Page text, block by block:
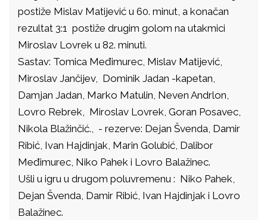
postiže Mislav Matijević u 60. minut, a konačan
rezultat 3:1 postiže drugim golom na utakmici
Miroslav Lovrek u 82. minuti.
Sastav: Tomica Međimurec, Mislav Matijević,
Miroslav Jančijev, Dominik Jadan -kapetan,
Damjan Jadan, Marko Matulin, Neven Andrlon,
Lovro Rebrek, Miroslav Lovrek, Goran Posavec,
Nikola Blažinčić., - rezerve: Dejan Švenda, Damir
Ribić, Ivan Hajdinjak, Marin Golubić, Dalibor
Međimurec, Niko Pahek i Lovro Balažinec.
Ušli u igru u drugom poluvremenu : Niko Pahek,
Dejan Švenda, Damir Ribić, Ivan Hajdinjak i Lovro
Balažinec.